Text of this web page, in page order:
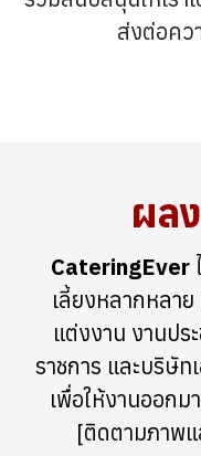
ส่งต่อคว
ผล
CateringEver
เลี้ยงหลากหลา
แต่งงาน งานปร
ราชการ และบริษัท
เพื่อให้งานออก
[ติดตามภาพแ